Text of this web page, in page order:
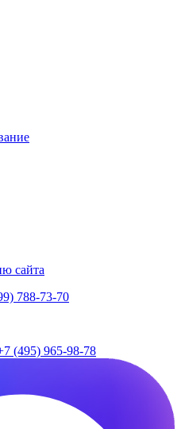
сайта
788-73-70
(495) 965-98-78